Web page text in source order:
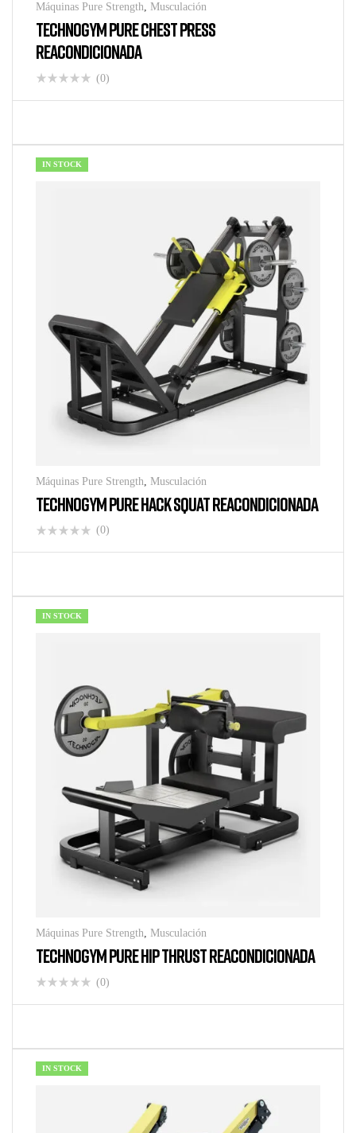
Máquinas Pure Strength Musculación
TECHNOGYM PURE CHEST PRESS
REACONDICIONADA
(0)
IN STOCK
Máquinas Pure Strength Musculación
TECHNOGYM PURE HACK SQUAT REACONDICIONADA
(0)
IN STOCK
Máquinas Pure Strength, Musculación
TECHNOGYM PURE HIP THRUST REACONDICIONADA
(0)
IN STOCK